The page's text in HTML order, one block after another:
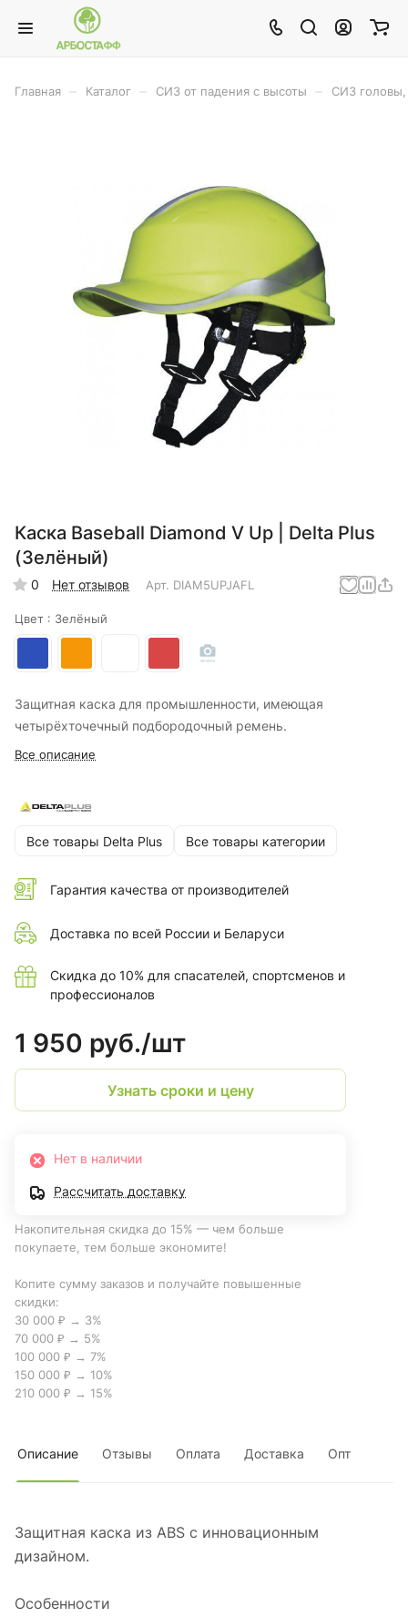
Главная Каталог СИЗ от падения с высоты СИЗ головы,
Каска Baseball Diamond V Up | Delta Plus
(Зелёный)
0 Нет отзывов Арт. DIAM5UPJAFL
Цвет : Зелёный
Защитная каска для промышленности, имеющая
четырёхточечный подбородочный ремень.
Все описание
Все товары Delta Plus Все товары категории
Гарантия качества от производителей
Доставка по всей России и Беларуси
Скидка до 10% для спасателей, спортсменов и
профессионалов
1 950 руб./шт
Узнать сроки и цену
Нет в наличии
Рассчитать доставку
Накопительная скидка до 15% — чем больше
покупаете, тем больше экономите!
Копите сумму заказов и получайте повышенные
скидки:
30 000 ₽ → 3%
70 000 ₽ → 5%
100 000 ₽ → 7%
150 000 ₽ → 10%
210 000 ₽ → 15%
Описание Отзывы Оплата Доставка Опт
Защитная каска из ABS с инновационным
дизайном.
Особенности